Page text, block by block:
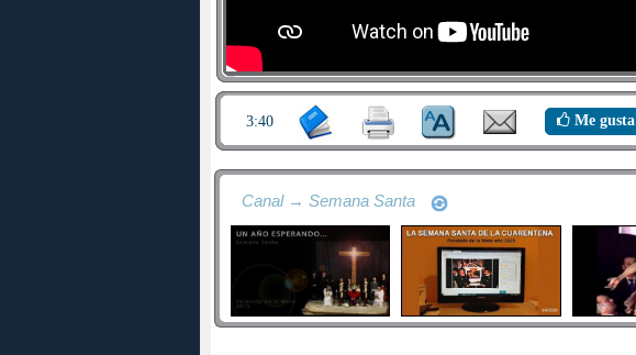
3:40 Me gusta
Canal → Semana Santa